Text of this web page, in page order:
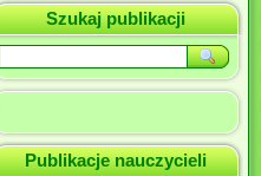
Szukaj publikacji
Publikacje nauczycieli